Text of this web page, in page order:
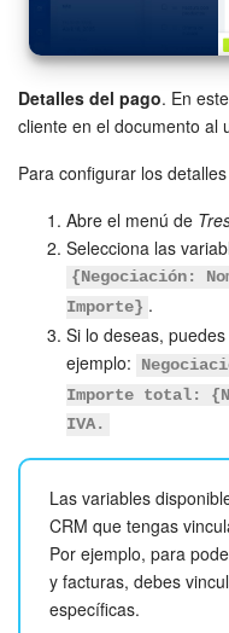
Detalles del pago. En
cliente en el documento al
Para configurar los
Abre el menú de
Selecciona las
{Negociación:
Importe} .
Si lo deseas,
ejemplo:
Importe total:
IVA.
Las variables
CRM que tengas
Por ejemplo, para
y facturas, debes
específicas.